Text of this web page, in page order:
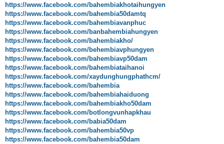
https://www.facebook.com/bahembiakhotaihungyen
https://www.facebook.com/bahembia50damtq
https://www.facebook.com/bahembiavanphuc
https://www.facebook.com/banbahembiahungyen
https://www.facebook.com/bahembiakho/
https://www.facebook.com/behembiavphungyen
https://www.facebook.com/bahembiavp50dam
https://www.facebook.com/bahembiataihanoi
https://www.facebook.com/xaydunghungphathcm/
https://www.facebook.com/bahembia
https://www.facebook.com/bahembiahaiduong
https://www.facebook.com/bahembiakho50dam
https://www.facebook.com/botlongvunhapkhau
https://www.facebook.com/babia50dam
https://www.facebook.com/bahembia50vp
https://www.facebook.com/bahembia50dam